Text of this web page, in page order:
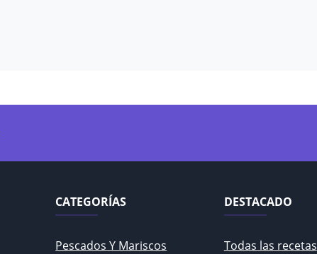
CATEGORÍAS
Pescados Y Mariscos
DESTACADO
Todas las recetas